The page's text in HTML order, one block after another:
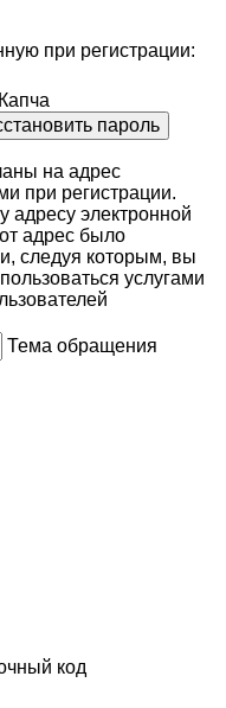
при регистрации:
на адрес
при регистрации.
адресу электронной
адрес было
следуя которым, вы
услугами
Тема обращения
код